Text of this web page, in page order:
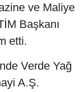
ve Maliye
Başkanı
etti.
Verde Yağ
A.Ş.